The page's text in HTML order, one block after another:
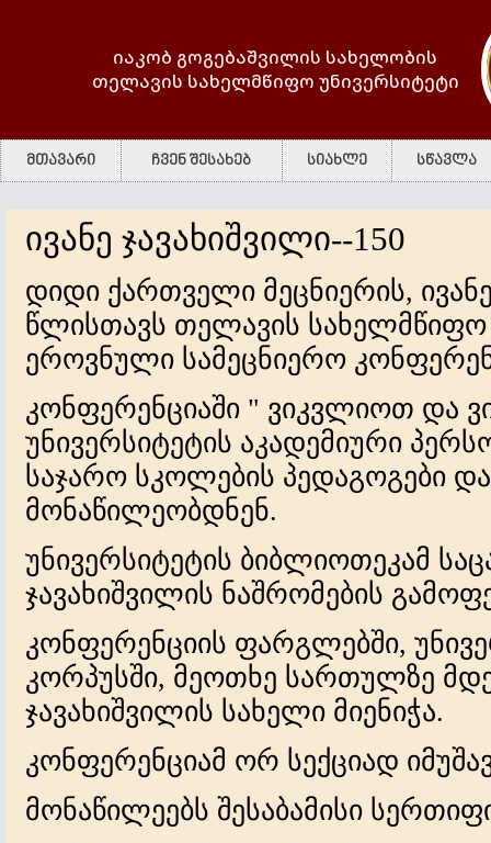
იაკობ გოგებაშვილის სახელობის
თელავის სახელმწიფო უნივერსიტეტი
მთავარი ჩვენ შესახებ სიახლე სწავლა
ივანე ჯავახიშვილი--150
დიდი ქართველი მეცნიერის,
წლისთავს თელავის სახელმწიფო
ეროვნული სამეცნიერო
კონფერენციაში " ვიკვლიოთ და
უნივერსიტეტის აკადემიური
საჯარო სკოლების პედაგოგები
მონაწილეობდნენ.
უნივერსიტეტის ბიბლიოთეკამ
ჯავახიშვილის ნაშრომების
კონფერენციის ფარგლებში,
კორპუსში, მეოთხე სართულზე
ჯავახიშვილის სახელი მიენიჭა.
კონფერენციამ ორ სექციად
მონაწილეებს შესაბამისი